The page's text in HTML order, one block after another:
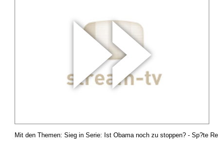
Mit den Themen: Sieg in Serie: Ist Obama noch zu stoppen? - Sp?te